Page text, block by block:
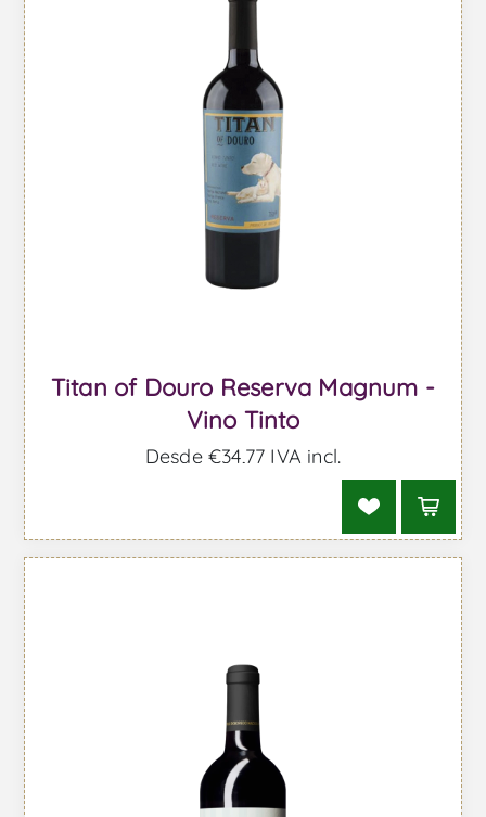
Titan of Douro Reserva Magnum -
Vino Tinto
Desde €34,77 IVA incl.